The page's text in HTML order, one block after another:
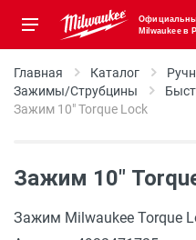
Milwaukee в
Главная Каталог
Зажимы/Струбцины
Зажим 10" Torque Lock
Зажим 10"
Зажим Milwaukee Torque